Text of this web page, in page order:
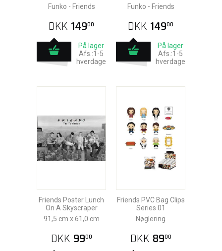
Funko - Friends
DKK 14900
På lager
Afs.:1-5
hverdage
Funko - Friends
DKK 14900
På lager
Afs.:1-5
hverdage
Friends Poster Lunch
On A Skyscraper
91,5 cm x 61,0 cm
DKK 9900
Friends PVC Bag Clips
Series 01
Nøglering
DKK 8900